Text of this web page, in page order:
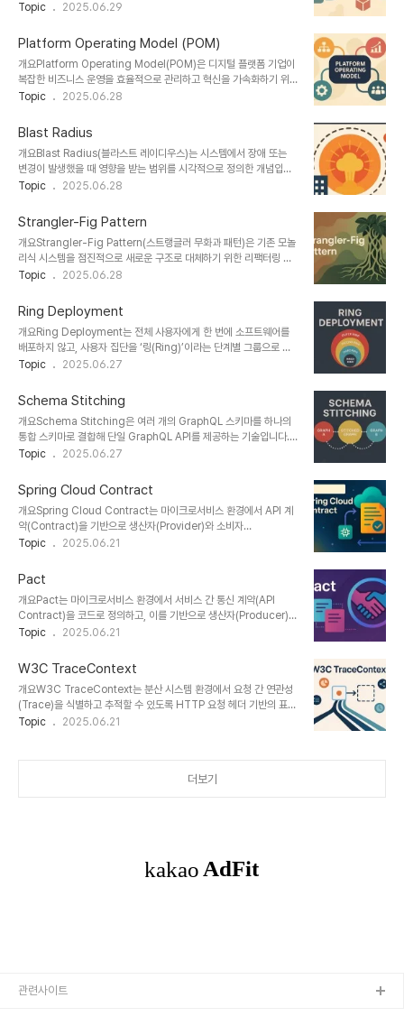
운영 신뢰성 검증필요성복잡한 마이크로서비스 및 멀티클라우드 환경
와의 차별점코드리..
드 네이티브 네트워크 아키텍처이다. 본 글은 이 기술의 개념, 도입 배
라우드 인프라 혁신을 모색하는 독자에게 깊이 있는 정보를 제공한
다.1. 개념 및 정의 항목 설명 정의Sidecar-less Service Mesh는
각 서비스에 별도의 사이드카 컨테이너 없이 서비스 메시 기능을 제공
하는 아키텍처이다.목적리소스 절감, 복잡도 완화, 성능 개선필요성마
이크로서비스 확산에 따라 사이드카 기반 구조의 한계(복잡도, 오버헤
드..
Topic 2025.06.29
Platform Operating Model (POM)
개요Platform Operating Model(POM)은 디지털 플랫폼 기업이
복잡한 비즈니스 운영을 효율적으로 관리하고 혁신을 가속화하기 위
해 채택하는 전략적 운영 체계이다. 본 글에서는 POM의 개념, 구성
스의 경쟁력을 높이려는 독자들에게 실질적인 인사이트를 제공한다.1.
개념 및 정의 항목 설명 정의Platform Operating Model(POM)
은 다양한 이해관계자(고객, 파트너, 내부 조직 등)를 연결하고 자율적
운영과 확장성을 확보하기 위한 디지털 중심 운영 구조이다.목적플랫
폼 성장 가속화, 운영 효율성 증대, 서비스 통합 및 혁신 추진필요성복
가..
Topic 2025.06.28
Blast Radius
개요Blast Radius(블라스트 레이디우스)는 시스템에서 장애 또는
변경이 발생했을 때 영향을 받는 범위를 시각적으로 정의한 개념입니
다. 주로 클라우드 인프라, 마이크로서비스 아키텍처, 보안 사고 분석,
의 시스템 설계와 운영 전략을 수립하는 데 핵심 기준으로 작용합니
다.1. 개념 및 정의Blast Radius는 한 요소의 실패 또는 변경이 얼마
나 많은 다른 구성요소나 사용자에게 영향을 미치는지를 나타내는 리
스크 범위의 시각화입니다.주요 목적시스템 설계 시 장애 전파 최소화
변경 배포 시 리스크 범위 사전 예측모니터링과 롤백 계획의 기준 수립
시각화고가용성..
Topic 2025.06.28
Strangler-Fig Pattern
개요Strangler-Fig Pattern(스트랭글러 무화과 패턴)은 기존 모놀
리식 시스템을 점진적으로 새로운 구조로 대체하기 위한 리팩터링 전
략입니다. 이름은 열대우림에서 나무를 감싸며 자라는 무화과 나무
지 않고, 점진적으로 새로운 시스템을 기존 구조 위에 “감싸며” 완전히
대체하는 접근 방식입니다.1. 개념 및 정의Strangler-Fig Pattern
은 전체 시스템을 한 번에 교체하지 않고, 다음과 같은 방식으로 새로
운 구조를 구축해 나갑니다:기존 시스템에 대한 요청 중 일부를 새로운
모듈로 라우팅새로운 기능 또는 영역을 점진적으로 분리 및 구축점차
현대화새로운 ..
Topic 2025.06.28
Ring Deployment
개요Ring Deployment는 전체 사용자에게 한 번에 소프트웨어를
배포하지 않고, 사용자 집단을 ‘링(Ring)’이라는 단계별 그룹으로 나
누어 점진적으로 릴리스하는 전략입니다. 마이크로소프트를 비롯한
보와 사용자 피드백을 바탕으로 안정적인 배포를 가능하게 합니다.1.
개념 및 정의Ring Deployment는 Canary Release, Blue-
Green Deployment와 유사한 점진적 배포 방식 중 하나로, 대상
사용자를 기능/위험도/우선순위 기준으로 분류하여 단계별로 배포를
진행합니다.주요 목적릴리스 시 장애 및 오류 발생 리스크 최소화사용
능2. 특징항목..
Topic 2025.06.27
Schema Stitching
개요Schema Stitching은 여러 개의 GraphQL 스키마를 하나의
통합 스키마로 결합해 단일 GraphQL API를 제공하는 기술입니다.
마이크로서비스 아키텍처나 다양한 도메인 팀이 각각의 GraphQL 서
엔드포인트에서 통합 데이터를 요청할 수 있습니다.1. 개념 및 정의
Schema Stitching은 GraphQL 서버 간 스키마와 리졸버를 결합
(stitch)해 통합 API를 구성하는 기술입니다. GraphQL
Federation과 유사하지만, 더 유연하게 커스텀 리졸버나 관계형 조
합이 가능합니다.목적다양한 도메인의 GraphQL 서비스 통합API 게
구현2. ..
Topic 2025.06.27
Spring Cloud Contract
개요Spring Cloud Contract는 마이크로서비스 환경에서 API 계
약(Contract)을 기반으로 생산자(Provider)와 소비자
(Consumer) 간의 통신을 테스트하고, Stub 서버를 자동 생성하여
다. 생산자 테스트 자동화, 계약 공유, 소비자 기반 테스트 구현을 통해
API 품질과 협업 안정성을 극대화한다.1. 개념 및 정의 항목 설명 정의
API 명세(Contract)를 기반으로 Stub 생성 및 양방향 테스트를 자
동화하는 Spring 프레임워크 구성 요소주체Pivotal / VMware
(Spring 개발팀)목적API 구현과 계약 간 불일치 방지, Stub 자동 생
Topic 2025.06.21
Pact
개요Pact는 마이크로서비스 환경에서 서비스 간 통신 계약(API
Contract)을 코드로 정의하고, 이를 기반으로 생산자(Producer)와
소비자(Consumer) 간의 상호 기대를 자동 검증할 수 있게 해주는
설명 정의소비자 중심의 계약(Contract)을 기반으로 API 동작을 검
증하는 오픈소스 테스트 프레임워크주요 목적마이크로서비스 간 통신
안정성 확보, 계약 위반 사전 감지구성 모델Consumer → Pact 정
의 → Pact Broker → Provider 검증Pact는 Producer와
Consumer 간 사양 불일치로 인한 장애를 방지하는 데 핵심적인 역
Topic 2025.06.21
W3C TraceContext
개요W3C TraceContext는 분산 시스템 환경에서 요청 간 연관성
(Trace)을 식별하고 추적할 수 있도록 HTTP 요청 헤더 기반의 표준
형식을 정의한 W3C 사양이다. 마이크로서비스 아키텍처, 서버리스,
레이싱 정보를 HTTP 헤더로 전달하기 위한 W3C 표준 규격
Topic 2025.06.21
더보기
관련사이트